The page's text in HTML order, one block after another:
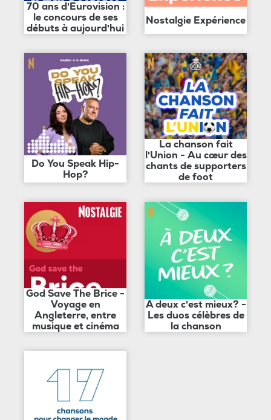
70 ans d'Eurovision :
le concours de ses
débuts à aujourd'hui
Nostalgie Expérience
Do You Speak Hip-
Hop?
La chanson fait
l'Union - Au cœur des
chants de supporters
de foot
God Save The Brice -
Voyage en
Angleterre, entre
musique et cinéma
A deux c'est mieux? -
Les duos célèbres de
la chanson